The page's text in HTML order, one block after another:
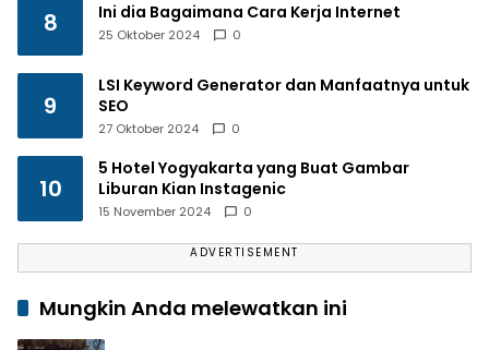
8 Ini dia Bagaimana Cara Kerja Internet
25 Oktober 2024 0
9
LSI Keyword Generator dan Manfaatnya untuk
SEO
27 Oktober 2024 0
10
5 Hotel Yogyakarta yang Buat Gambar
Liburan Kian Instagenic
15 November 2024 0
ADVERTISEMENT
Mungkin Anda melewatkan ini